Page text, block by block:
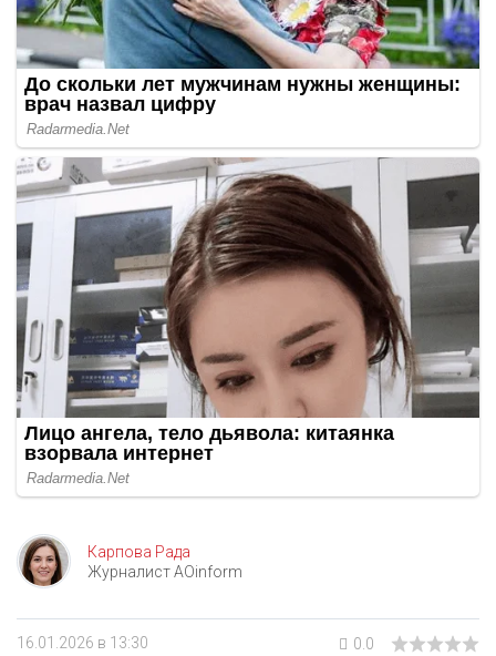
Карпова Рада
Журналист AOinform
16.01.2026 в 13:30 0.0